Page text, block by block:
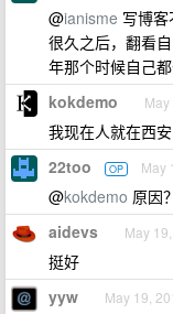
@ianisme 写博
很久之后，翻看
年那个时候自己都
kokdemo
我现在人就在西
22too OP May
@kokdemo 原因
aidevs May
挺好
yyw May 19,